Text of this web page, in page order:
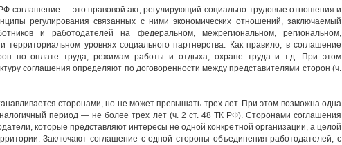
РФ соглашение — это правовой акт, регулирующий социально-трудовые отношения и
регулирования связанных с ними экономических отношений, заключаемый
и работодателей на федеральном, межрегиональном, региональном,
территориальном уровнях социального партнерства. Как правило, в соглашение
по оплате труда, режимам работы и отдыха, охране труда и т.д. При этом
соглашения определяют по договоренности между представителями сторон (ч.
сторонами, но не может превышать трех лет. При этом возможна одна
период — не более трех лет (ч. 2 ст. 48 ТК РФ). Сторонами соглашения
которые представляют интересы не одной конкретной организации, а целой
Заключают соглашение с одной стороны объединения работодателей, с